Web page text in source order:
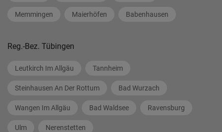
Memmingen Maierhöfen Babenhausen
Reg.-Bez. Tübingen
Leutkirch Im Allgäu Tannheim
Steinhausen An Der Rottum Bad Wurzach
Wangen Im Allgäu Bad Waldsee Ravensburg
Ulm Nerenstetten